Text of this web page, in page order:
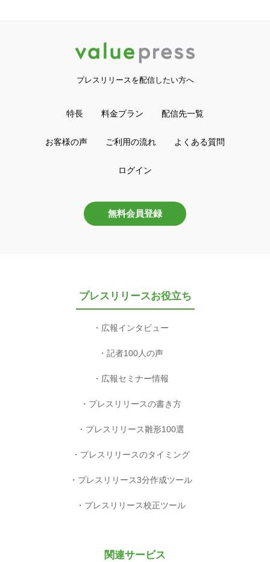
プレスリリースを配信したい方へ
特長 料金プラン 配信先一覧
お客様の声 ご利用の流れ よくある質問
ログイン
無料会員登録
プレスリリースお役立ち
広報インタビュー
記者100人の声
広報セミナー情報
プレスリリースの書き方
プレスリリース雛形100選
プレスリリースのタイミング
プレスリリース3分作成ツール
プレスリリース校正ツール
関連サービス